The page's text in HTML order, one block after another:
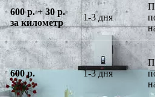
600 р. + 30 р.
за километр
1-3 дня
600 р. 1-3 дня